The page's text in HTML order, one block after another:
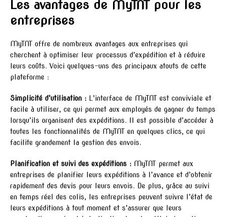
Les avantages de MyTNT pour les
entreprises
MyTNT offre de nombreux avantages aux entreprises qui
cherchent à optimiser leur processus d’expédition et à réduire
leurs coûts. Voici quelques-uns des principaux atouts de cette
plateforme :
Simplicité d’utilisation : L’interface de MyTNT est conviviale et
facile à utiliser, ce qui permet aux employés de gagner du temps
lorsqu’ils organisent des expéditions. Il est possible d’accéder à
toutes les fonctionnalités de MyTNT en quelques clics, ce qui
facilite grandement la gestion des envois.
Planification et suivi des expéditions : MyTNT permet aux
entreprises de planifier leurs expéditions à l’avance et d’obtenir
rapidement des devis pour leurs envois. De plus, grâce au suivi
en temps réel des colis, les entreprises peuvent suivre l’état de
leurs expéditions à tout moment et s’assurer que leurs